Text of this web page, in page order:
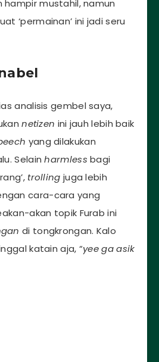
mustahil, namun
‘permainan’ ini jadi seru
analisis gembel saya,
netizen ini jauh lebih baik
yang dilakukan
Selainharmless bagi
trolling juga lebih
cara-cara yang
akan topik Furab ini
di tongkrongan. Kalo
katain aja, “yee ga asik